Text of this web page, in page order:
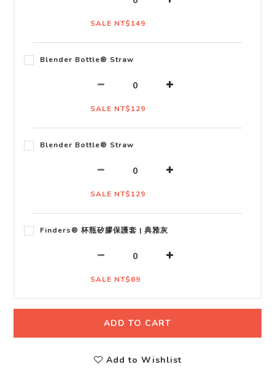
SALE NT$149
Blender Bottle® Straw
SALE NT$129
Blender Bottle® Straw
SALE NT$129
Finders® 杯瓶矽膠保護套 | 典雅灰
SALE NT$69
ADD TO CART
Add to Wishlist